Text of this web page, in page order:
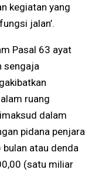
kegiatan yang
jalan’.
Pasal 63 ayat
sengaja
ruang
dalam
pidana penjara
atau denda
(satu miliar